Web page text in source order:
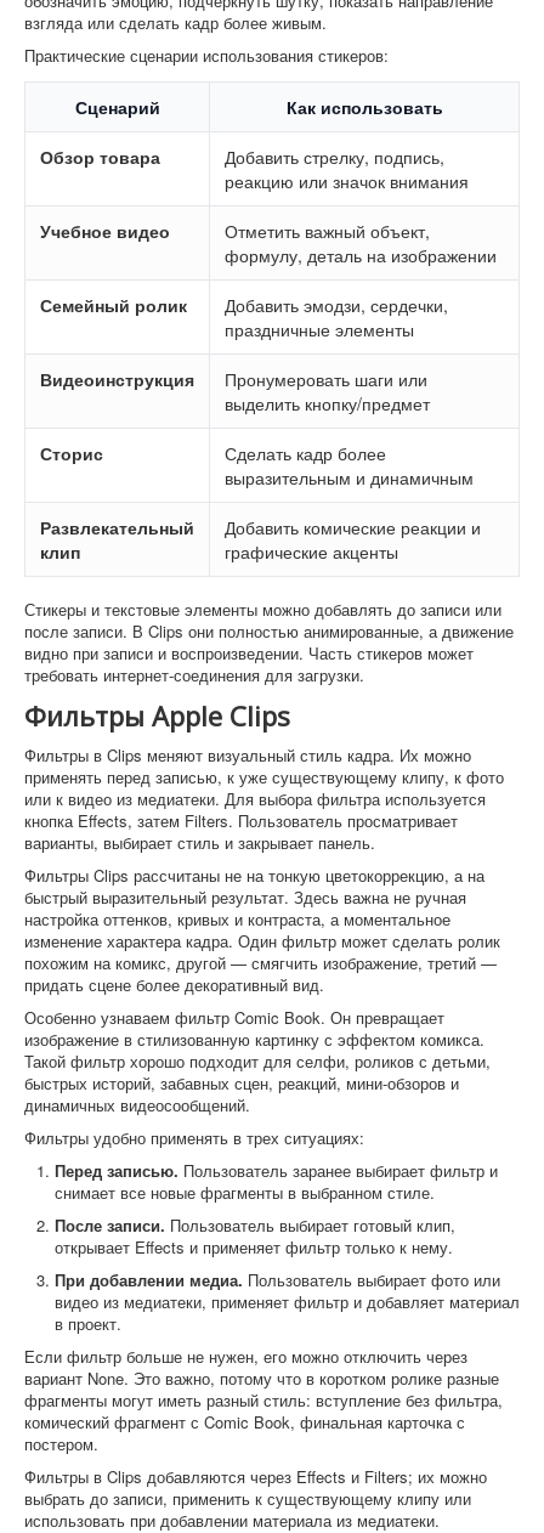
взгляда или сделать кадр более живым.
Практические сценарии использования стикеров:
Сценарий Как использовать
Обзор товара
Добавить стрелку, подпись,
реакцию или значок внимания
Учебное видео
Отметить важный объект,
формулу, деталь на изображении
Семейный ролик
Добавить эмодзи, сердечки,
праздничные элементы
Видеоинструкция
Пронумеровать шаги или
выделить кнопку/предмет
Сторис
Сделать кадр более
выразительным и динамичным
Развлекательный
клип
Добавить комические реакции и
графические акценты
Стикеры и текстовые элементы можно добавлять до записи или
после записи. В Clips они полностью анимированные, а движение
видно при записи и воспроизведении. Часть стикеров может
требовать интернет-соединения для загрузки.
Фильтры Apple Clips
Фильтры в Clips меняют визуальный стиль кадра. Их можно
применять перед записью, к уже существующему клипу, к фото
или к видео из медиатеки. Для выбора фильтра используется
кнопка Effects, затем Filters. Пользователь просматривает
варианты, выбирает стиль и закрывает панель.
Фильтры Clips рассчитаны не на тонкую цветокоррекцию, а на
быстрый выразительный результат. Здесь важна не ручная
настройка оттенков, кривых и контраста, а моментальное
изменение характера кадра. Один фильтр может сделать ролик
похожим на комикс, другой — смягчить изображение, третий —
придать сцене более декоративный вид.
Особенно узнаваем фильтр Comic Book. Он превращает
изображение в стилизованную картинку с эффектом комикса.
Такой фильтр хорошо подходит для селфи, роликов с детьми,
быстрых историй, забавных сцен, реакций, мини-обзоров и
динамичных видеосообщений.
Фильтры удобно применять в трех ситуациях:
Перед записью. Пользователь заранее выбирает фильтр и
снимает все новые фрагменты в выбранном стиле.
После записи. Пользователь выбирает готовый клип,
открывает Effects и применяет фильтр только к нему.
При добавлении медиа. Пользователь выбирает фото или
видео из медиатеки, применяет фильтр и добавляет материал
в проект.
Если фильтр больше не нужен, его можно отключить через
вариант None. Это важно, потому что в коротком ролике разные
фрагменты могут иметь разный стиль: вступление без фильтра,
комический фрагмент с Comic Book, финальная карточка с
постером.
Фильтры в Clips добавляются через Effects и Filters; их можно
выбрать до записи, применить к существующему клипу или
использовать при добавлении материала из медиатеки.